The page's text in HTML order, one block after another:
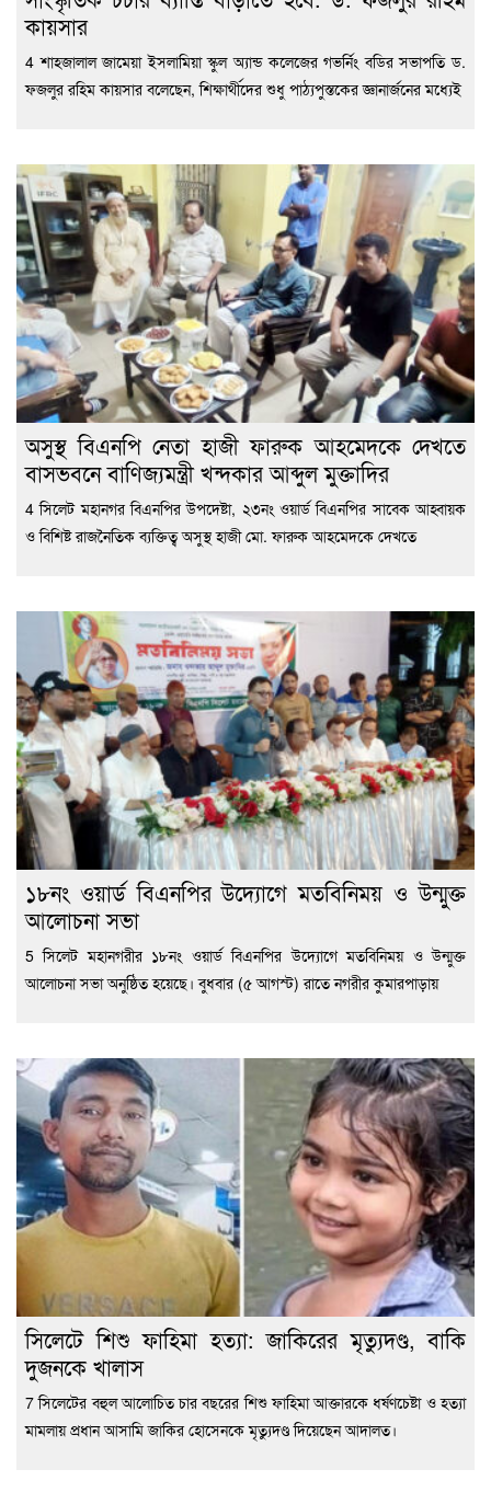
কায়সার
4 শাহজালাল জামেয়া ইসলামিয়া স্কুল অ্যান্ড কলেজের গভর্নিং বডির সভাপতি ড.
ফজলুর রহিম কায়সার বলেছেন, শিক্ষার্থীদের শুধু পাঠ্যপুস্তকের জ্ঞানার্জনের মধ্যেই
অসুস্থ বিএনপি নেতা হাজী ফারুক আহমেদকে দেখতে
বাসভবনে বাণিজ্যমন্ত্রী খন্দকার আব্দুল মুক্তাদির
4 সিলেট মহানগর বিএনপির উপদেষ্টা, ২৩নং ওয়ার্ড বিএনপির সাবেক আহ্বায়ক
ও বিশিষ্ট রাজনৈতিক ব্যক্তিত্ব অসুস্থ হাজী মো. ফারুক আহমেদকে দেখতে
১৮নং ওয়ার্ড বিএনপির উদ্যোগে মতবিনিময় ও উন্মুক্ত
আলোচনা সভা
5 সিলেট মহানগরীর ১৮নং ওয়ার্ড বিএনপির উদ্যোগে মতবিনিময় ও উন্মুক্ত
আলোচনা সভা অনুষ্ঠিত হয়েছে। বুধবার (৫ আগস্ট) রাতে নগরীর কুমারপাড়ায়
সিলেটে শিশু ফাহিমা হত্যা: জাকিরের মৃত্যুদণ্ড, বাকি
দুজনকে খালাস
7 সিলেটের বহুল আলোচিত চার বছরের শিশু ফাহিমা আক্তারকে ধর্ষণচেষ্টা ও হত্যা
মামলায় প্রধান আসামি জাকির হোসেনকে মৃত্যুদণ্ড দিয়েছেন আদালত।